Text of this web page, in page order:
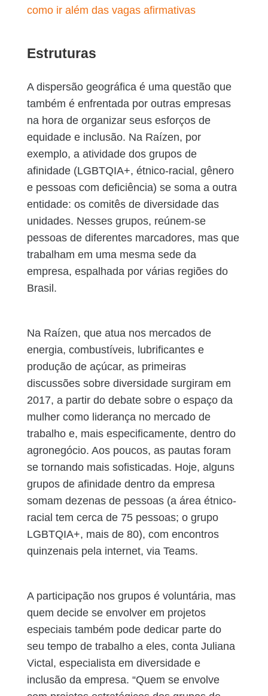
como ir além das vagas afirmativas
Estruturas
A dispersão geográfica é uma questão que
também é enfrentada por outras empresas
na hora de organizar seus esforços de
equidade e inclusão. Na Raízen, por
exemplo, a atividade dos grupos de
afinidade (LGBTQIA+, étnico-racial, gênero
e pessoas com deficiência) se soma a outra
entidade: os comitês de diversidade das
unidades. Nesses grupos, reúnem-se
pessoas de diferentes marcadores, mas que
trabalham em uma mesma sede da
empresa, espalhada por várias regiões do
Brasil.
Na Raízen, que atua nos mercados de
energia, combustíveis, lubrificantes e
produção de açúcar, as primeiras
discussões sobre diversidade surgiram em
2017, a partir do debate sobre o espaço da
mulher como liderança no mercado de
trabalho e, mais especificamente, dentro do
agronegócio. Aos poucos, as pautas foram
se tornando mais sofisticadas. Hoje, alguns
grupos de afinidade dentro da empresa
somam dezenas de pessoas (a área étnico-
racial tem cerca de 75 pessoas; o grupo
LGBTQIA+, mais de 80), com encontros
quinzenais pela internet, via Teams.
A participação nos grupos é voluntária, mas
quem decide se envolver em projetos
especiais também pode dedicar parte do
seu tempo de trabalho a eles, conta Juliana
Victal, especialista em diversidade e
inclusão da empresa. “Quem se envolve